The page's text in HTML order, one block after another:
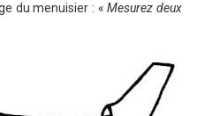
du menuisier : «Mesurez deux